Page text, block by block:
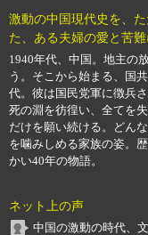
激動の中国現代史を、
た、ある夫婦の愛と苦
1940年代、中国。地主の
う。そこから始まる、国
代。彼は国民党軍に徴兵
死の淵を彷徨い、全てを
だけを願い続ける。どん
を噛みしめる家族の姿。
かい40年の物語。
ネット上の声
中国の激動の時代、